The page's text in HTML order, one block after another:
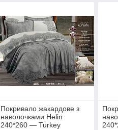
Покривало жакардове з
наволочками Helin
240*260 — Turkey